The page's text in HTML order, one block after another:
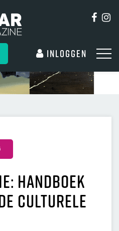
Inloggen
Handboek
culturele